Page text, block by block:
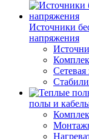
Источники
напряжения
Сетевая
полы и